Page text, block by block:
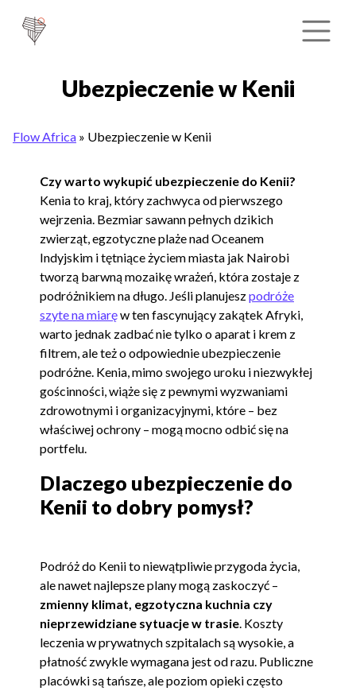
Ubezpieczenie w Kenii
Flow Africa » Ubezpieczenie w Kenii
Czy warto wykupić ubezpieczenie do Kenii?
Kenia to kraj, który zachwyca od pierwszego
wejrzenia. Bezmiar sawann pełnych dzikich
zwierząt, egzotyczne plaże nad Oceanem
Indyjskim i tętniące życiem miasta jak Nairobi
tworzą barwną mozaikę wrażeń, która zostaje z
podróżnikiem na długo. Jeśli planujeszpodróże
szyte na miaręw ten fascynujący zakątek Afryki,
warto jednak zadbać nie tylko o aparat i krem z
filtrem, ale też o odpowiednie ubezpieczenie
podróżne. Kenia, mimo swojego uroku i niezwykłej
gościnności, wiąże się z pewnymi wyzwaniami
zdrowotnymi i organizacyjnymi, które – bez
właściwej ochrony – mogą mocno odbić się na
portfelu.
Dlaczego ubezpieczenie do
Kenii to dobry pomysł?
Podróż do Kenii to niewątpliwie przygoda życia,
ale nawet najlepsze plany mogą zaskoczyć –
zmienny klimat, egzotyczna kuchnia czy
nieprzewidziane sytuacje w trasie. Koszty
leczenia w prywatnych szpitalach są wysokie, a
płatność zwykle wymagana jest od razu. Publiczne
placówki są tańsze, ale poziom opieki często